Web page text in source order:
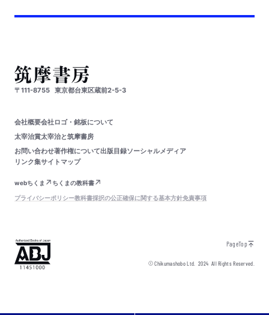
〒111-8755 東京都台東区蔵前2-5-3
会社概要会社ロゴ・銘板について
太宰治賞太宰治と筑摩書房
お問い合わせ著作権について出版目録ソーシャルメディア
リンク集サイトマップ
webちくま
ちくまの教科書
プライバシーポリシー教科書採択の公正確保に関する基本方針免責事項
PageTop
© Chikumashobo Ltd.2024 All Rights Reserved.